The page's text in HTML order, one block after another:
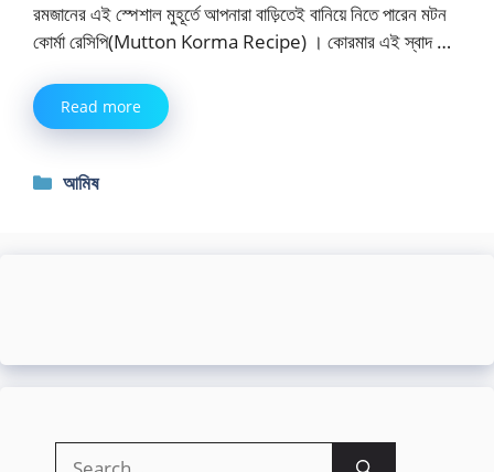
রমজানের এই স্পেশাল মুহূর্তে আপনারা বাড়িতেই বানিয়ে নিতে পারেন মটন
কোর্মা রেসিপি(Mutton Korma Recipe) । কোরমার এই স্বাদ …
Read more
Categories
আমিষ